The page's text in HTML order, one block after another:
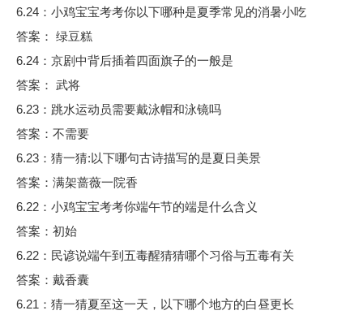
6.24：小鸡宝宝考考你以下哪种是夏季常见的消暑小吃
答案： 绿豆糕
6.24：京剧中背后插着四面旗子的一般是
答案： 武将
6.23：跳水运动员需要戴泳帽和泳镜吗
答案：不需要
6.23：猜一猜:以下哪句古诗描写的是夏日美景
答案：满架蔷薇一院香
6.22：小鸡宝宝考考你端午节的端是什么含义
答案：初始
6.22：民谚说端午到五毒醒猜猜哪个习俗与五毒有关
答案：戴香囊
6.21：猜一猜夏至这一天，以下哪个地方的白昼更长